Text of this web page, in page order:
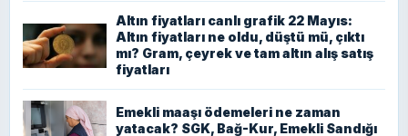
Altın fiyatları canlı grafik 22 Mayıs:
Altın fiyatları ne oldu, düştü mü, çıktı
mı? Gram, çeyrek ve tam altın alış satış
fiyatları
Emekli maaşı ödemeleri ne zaman
yatacak? SGK, Bağ-Kur, Emekli Sandığı